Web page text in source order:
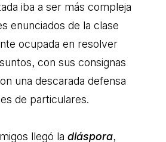
iba a ser más compleja
enunciados de la clase
ocupada en resolver
con sus consignas
una descarada defensa
de particulares.
llegó la diáspora,